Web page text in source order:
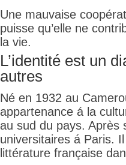
Une mauvaise
puisse qu’elle ne
la vie.
L’identité est un
autres
Né en 1932 au
appartenance á la
au sud du pays. Après
universitaires á Paris.
littérature française